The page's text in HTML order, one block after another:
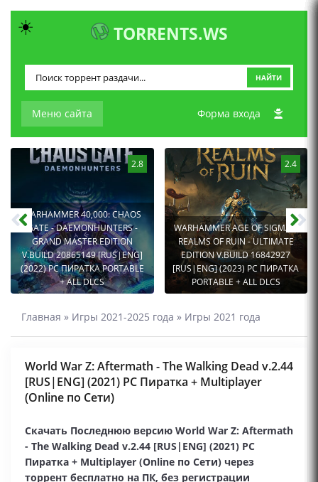
TORRENTS.WS
Меню сайта
НАЙТИ
Форма входа
2.8
WARHAMMER 40,000: CHAOS
GATE - DAEMONHUNTERS -
GRAND MASTER EDITION
V.BUILD 20865149 [RUS|ENG]
(2022) PC ПИРАТКА PORTABLE
+ ALL DLCS
2.4
WARHAMMER AGE OF SIGMAR:
REALMS OF RUIN - ULTIMATE
EDITION V.BUILD 16842927
[RUS|ENG] (2023) PC ПИРАТКА
PORTABLE + ALL DLCS
Главная » Игры 2021-2025 года » Игры 2021 года
World War Z: Aftermath - The Walking Dead v.2.44
[RUS|ENG] (2021) PC Пиратка + Multiplayer
(Online по Сети)
Скачать Последнюю версию World War Z: Aftermath
- The Walking Dead v.2.44 [RUS|ENG] (2021) PC
Пиратка + Multiplayer (Online по Сети) через
торрент бесплатно на ПК, без регистрации
☀️